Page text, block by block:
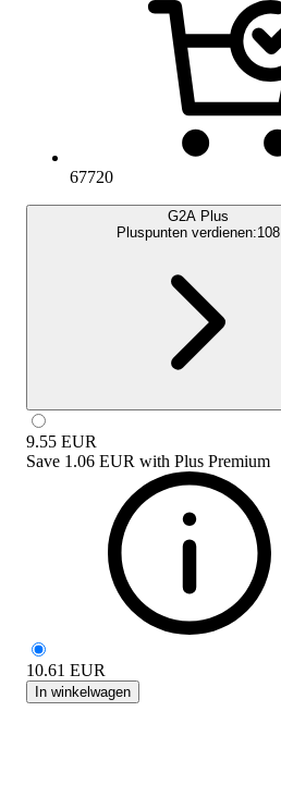
67720
G2A Plus
Pluspunten verdienen:108
9.55 EUR
Save 1.06 EUR with Plus Premium
10.61 EUR
In winkelwagen